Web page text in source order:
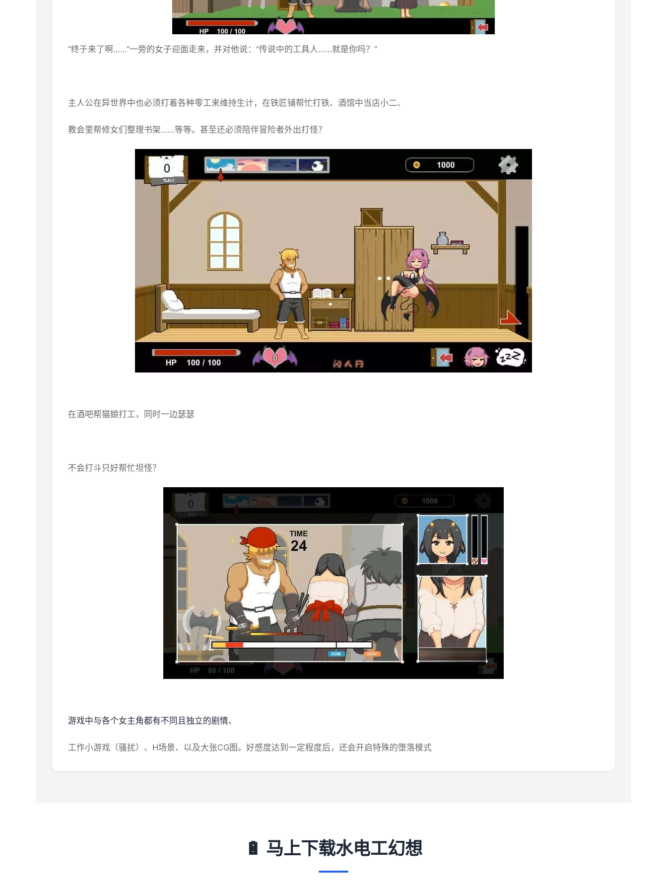
“终于来了啊……”一旁的女子迎面走来，并对他说：“传说中的工具人……就是你吗？”
主人公在异世界中也必须打着各种零工来维持生计，在铁匠铺帮忙打铁、酒馆中当店小二、
教会里帮修女们整理书架……等等。甚至还必须陪伴冒险者外出打怪？
在酒吧帮猫娘打工，同时一边瑟瑟
不会打斗只好帮忙坦怪？
游戏中与各个女主角都有不同且独立的剧情、
工作小游戏（骚扰）、H场景、以及大张CG图。好感度达到一定程度后，还会开启特殊的堕落模式
🔋 马上下载水电工幻想